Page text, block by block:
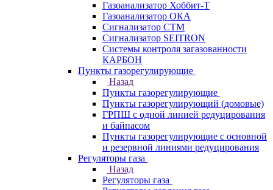
Газоанализатор Хоббит-Т
Газоанализатор ОКА
Сигнализатор СТМ
Сигнализатор SEITRON
Системы контроля загазованности
КАРБОН
Пункты газорегулирующие
Назад
Пункты газорегулирующие
Пункты газорегулирующий (домовые)
ГРПШ с одной линией редуцирования
и байпасом
Пункты газорегулирующие с основной
и резервной линиями редуцирования
Регуляторы газа
Назад
Регуляторы газа